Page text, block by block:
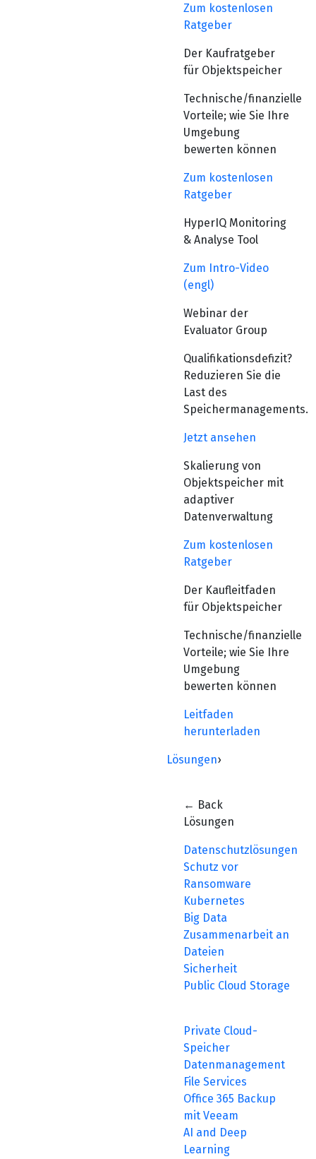
Zum kostenlosen
Ratgeber
Der Kaufratgeber
für Objektspeicher
Technische/finanzielle
Vorteile; wie Sie Ihre
Umgebung
bewerten können
Zum kostenlosen
Ratgeber
HyperIQ Monitoring
& Analyse Tool
Zum Intro-Video
(engl)
Webinar der
Evaluator Group
Qualifikationsdefizit?
Reduzieren Sie die
Last des
Speichermanagements.
Jetzt ansehen
Skalierung von
Objektspeicher mit
adaptiver
Datenverwaltung
Zum kostenlosen
Ratgeber
Der Kaufleitfaden
für Objektspeicher
Technische/finanzielle
Vorteile; wie Sie Ihre
Umgebung
bewerten können
Leitfaden
herunterladen
Lösungen›
← Back
Lösungen
Datenschutzlösungen
Schutz vor
Ransomware
Kubernetes
Big Data
Zusammenarbeit an
Dateien
Sicherheit
Public Cloud Storage
Private Cloud-
Speicher
Datenmanagement
File Services
Office 365 Backup
mit Veeam
AI and Deep
Learning